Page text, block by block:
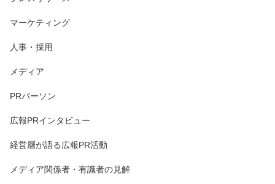
マーケティング
人事・採用
メディア
PRパーソン
広報PRインタビュー
経営層が語る広報PR活動
メディア関係者・有識者の見解